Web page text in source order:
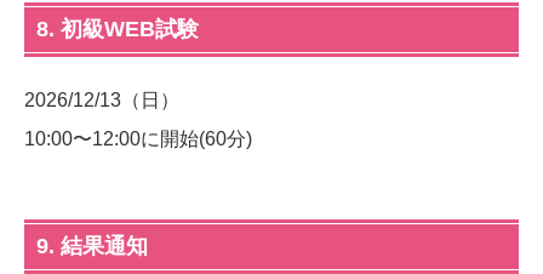
8. 初級WEB試験
2026/12/13（日）
10:00〜12:00に開始(60分)
9. 結果通知